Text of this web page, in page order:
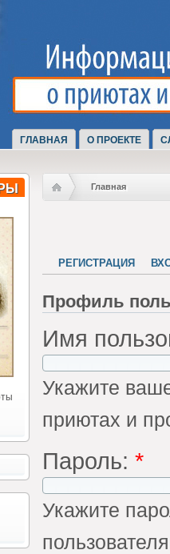
ГЛАВНАЯ О ПРОЕКТЕ
Главная
РЕГИСТРАЦИЯ
Профиль
Имя
Укажите
приютах и
Пароль: *
Укажите